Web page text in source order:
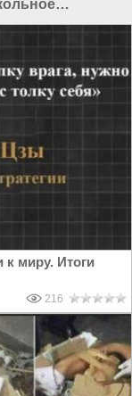
Украине
к миру. Итоги
216